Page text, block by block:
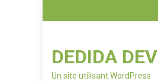
DEDIDA DEV
Un site utilisant WordPress